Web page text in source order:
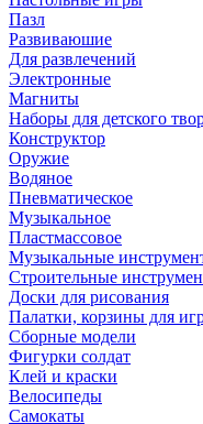
Пазл
Развиваюшие
Для развлечений
Электронные
Магниты
Наборы для детского
Конструктор
Оружие
Водяное
Пневматическое
Музыкальное
Пластмассовое
Музыкальные
Строительные
Доски для рисования
Палатки, корзины для
Сборные модели
Фигурки солдат
Клей и краски
Велосипеды
Самокаты